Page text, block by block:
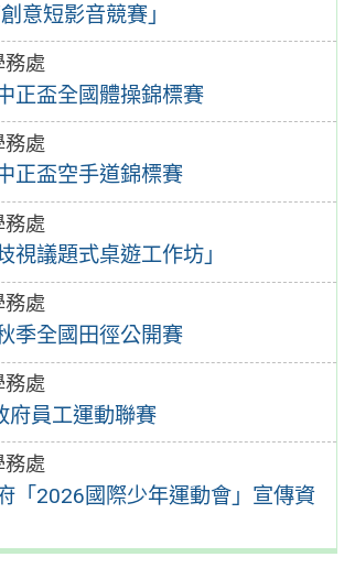
意短影音競賽」
務處
正盃全國體操錦標賽
務處
正盃空手道錦標賽
務處
視議題式桌遊工作坊」
務處
季全國田徑公開賽
務處
府員工運動聯賽
務處
「2026國際少年運動會」宣傳資